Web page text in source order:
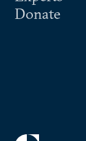
Donate